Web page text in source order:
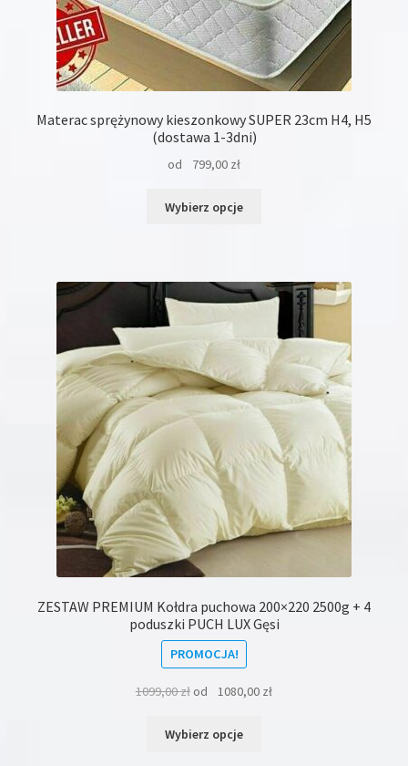
Materac sprężynowy kieszonkowy SUPER 23cm H4, H5
(dostawa 1-3dni)
od 799,00 zł
Wybierz opcje
wariantów.
Opcje
można
wybrać
na
stronie
produktu
ZESTAW PREMIUM Kołdra puchowa 200×220 2500g + 4
poduszki PUCH LUX Gęsi
PROMOCJA!
1099,00złod 1080,00 zł
Wybierz opcje